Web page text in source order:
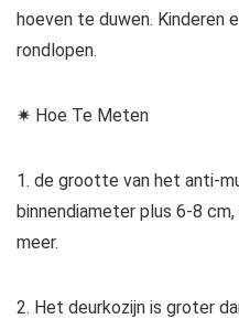
hoeven te duwen. Kinderen
rondlopen.
✷ Hoe Te Meten
1. de grootte van het anti-
binnendiameter plus 6-8
meer.
2. Het deurkozijn is groter